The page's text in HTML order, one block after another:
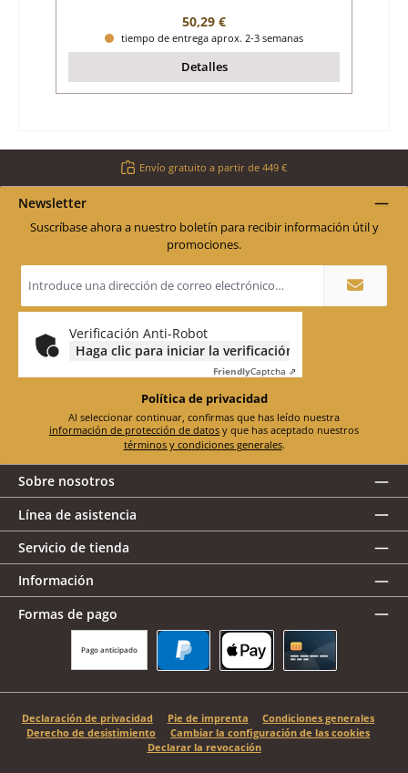
Precio normal:
50,29 €
tiempo de entrega aprox. 2-3 semanas
Detalles
Envío gratuito a partir de 449 €
Newsletter
Suscríbase ahora a nuestro boletín para recibir información útil y
promociones.
de
electrónico
Verificación Anti-Robot
Haga clic para iniciar la verificación
FriendlyCaptcha ⇗
Política de privacidad
información de protección de datos
términos y condiciones generales.
Sobre nosotros
Línea de asistencia
Servicio de tienda
Información
Formas de pago
Pago anticipado
Declaración de privacidad Pie de imprenta
Condiciones generales
Derecho de desistimiento
Cambiar la configuración de las cookies
Declarar la revocación